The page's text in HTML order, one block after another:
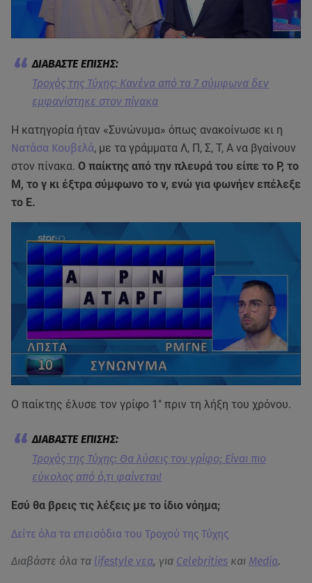
Τροχός της Τύχης: Κανένα από τα 7 σύμφωνα δεν
εμφανίστηκε στον πίνακα
Η κατηγορία ήταν «Συνώνυμα» όπως ανακοίνωσε κι η
Νατάσα Κουβελά, με τα γράμματα Λ, Π, Σ, Τ, Α να βγαίνουν
στον πίνακα. Ο παίκτης από την πλευρά του είπε το Ρ, το
Μ, το γ κι έξτρα σύμφωνο το ν, ενώ για φωνήεν επέλεξε
το Ε.
Ο παίκτης έλυσε τον γρίφο 1" πριν τη λήξη του χρόνου.
Τροχός της Τύχης: Θα λύσεις τον γρίφο; Είναι πιο
εύκολος από ό,τι φαίνεται!
Εσύ θα βρεις τις λέξεις με το ίδιο νόημα;
Δείτε όλα τα επεισόδια του Τροχού της Τύχης
Διαβάστε όλα τα lifestyle νεα, για Celebrities και Media.